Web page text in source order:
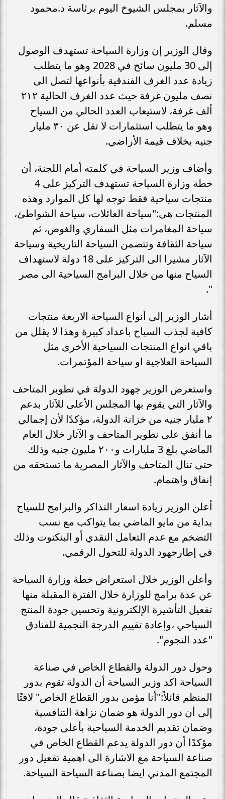
والآثار بمجلس الشيوخ اليوم برئاسة د.محمود
مسلم.
وقال الوزير إن وزارة السياحة تستهدف الوصول
إلى 30 مليون سائح في 2028 وهو ما يتطلب
زيادة عدد الغرف الفندقية بأنواعها لتصل الى
نصف مليون غرفة حيث عدد الغرف الحالية ٢١٢
ألف غرفة، لاستيعاب العدد الحالي من السياح
وهو ما يتطلب استثمارات لا تقل عن ٣٠ مليار
جنيه بخلاف قيمة الأراضي.
وأضاف وزير السياحة في كلمته أمام اللجنة، أن
خطة وزارة السياحة تستهدف التركيز على 4
منتجات سياحية فقط توجه لها كل الموارد وهذه
المنتجات هى:"سياحة العائلات، سياحة الشواطئ،
سياحة المغامرات مثل السفاري والغوص، ثم
سياحة الثقافة وتتضمن السياحة التاريخية وسياحة
الآثار مشيرا الى التركيز على 18 دولة لاستهداف
السياح منها من خلال البرامج السياحية الى مصر
".
أشار الوزير إلى أنواع السياحة الاربعة منتجات
كافية لجذب السياح باعداد كبيرة وهذا لا يقلل من
باقي انواع المنتجات السياحية الأخرى مثل
السياحة العلاجية او سياحة المؤتمرات.
واستعرض الوزير جهود الدولة في تطوير المتاحف
والآثار التي يقوم بها المجلس الأعلى للآثار بدعم
٢ مليار جنيه من خزانة الدولة، مؤكدًا لأن إجمالي
ما أنفق على نطوير المتاحف و الآثار خلال العام
الماضي بلغ 3 مليارات و٢٠٠ مليون جنيه وذلك
حتى تنال المتاحف والآثار المصرية ما تستحقه من
إنفاق واهتمام.
أعلن الوزير زيادة اسعار التذاكر والبرامج للسياح
بداية من مايو الماضي بما يتواكب مع نسب
التضخم مع عدم التعامل النقدي أو البنكنوت وذلك
في إطارجهود الدولة للتحول الرقمي.
وأعلن الوزير خلال استعراض خطة وزارة السياحة
عن عدة برامج للوزارة خلال الفترة المقبلة منها
تفعيل التأشيرة الإلكترونية وتحسين جودة المنتج
السياحي ،وإعادة تقييم الدرجة النجمية للفنادق
"عدد النجوم".
وحول دور الدولة والقطاع الخاص في صناعة
السياحة اكد وزير السياحة أن الدولة تقوم بدور
المنظم قائلاً:"أنا مؤمن بدور القطاع الخاص" لافتًا
إلى أن دور الدولة هو ضمان نزاهة التنافسية
وضمان تقديم الخدمة السياحية بأعلى جودة،
مؤكدًا أن دور الدولة يدعم القطاع الخاص في
صناعة السياحة مع الاشارة الى اهمية تفعيل دور
المجتمع المدني ايضا بصناعة السياحة السياحة.